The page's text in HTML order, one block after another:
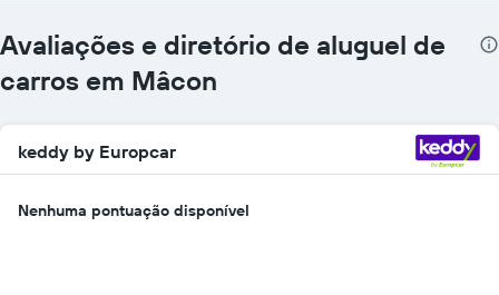
Avaliações e diretório de aluguel de
carros em Mâcon
keddy by Europcar
Nenhuma pontuação disponível